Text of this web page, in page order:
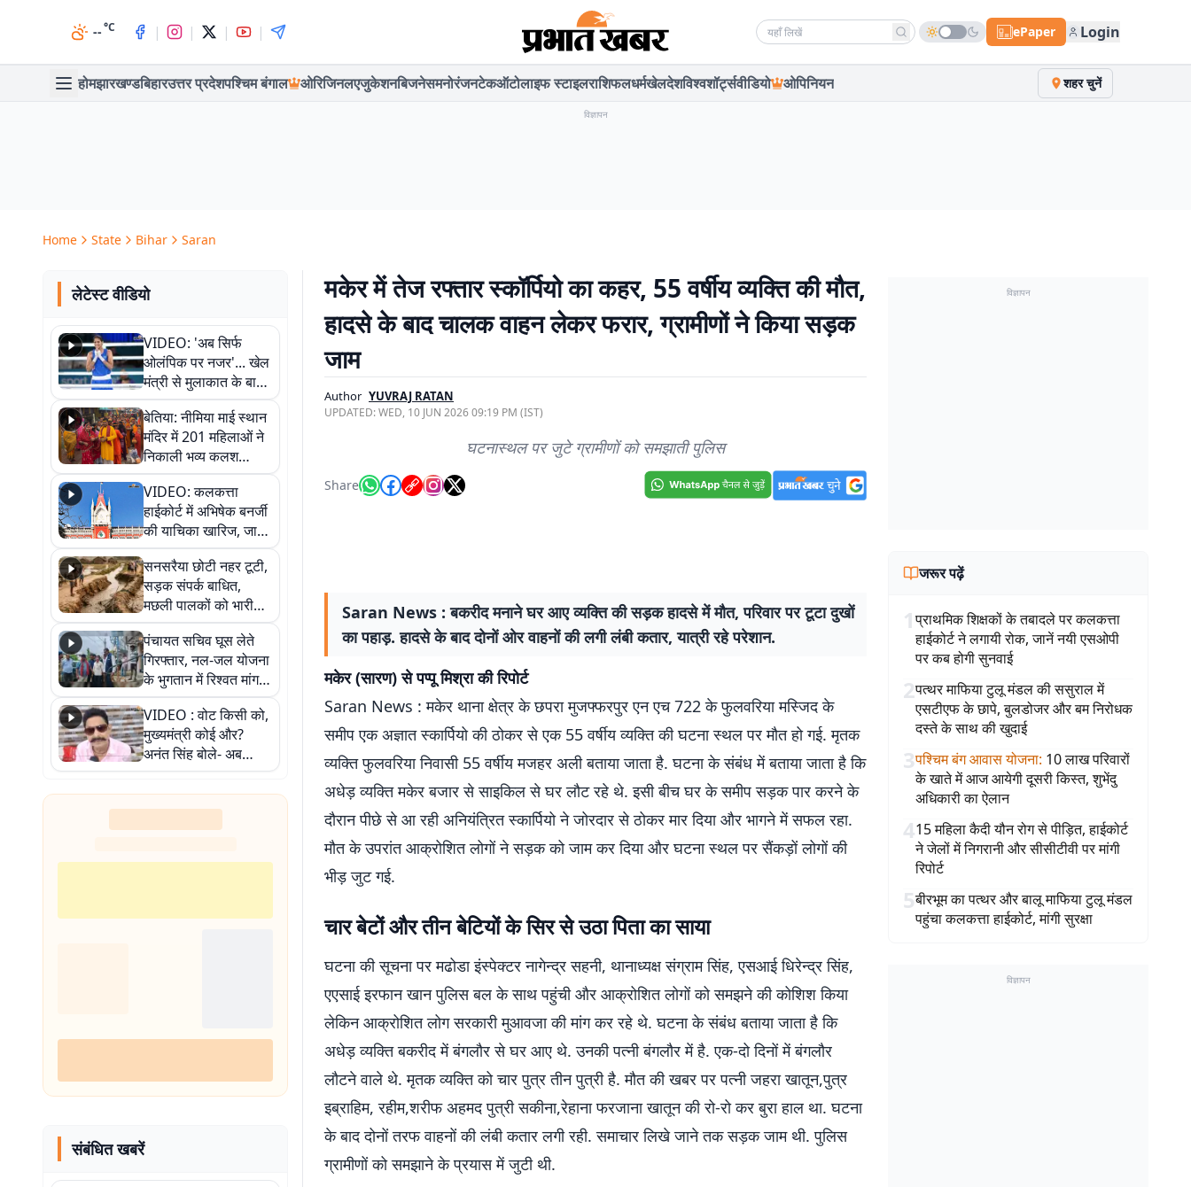
--°C | | | | Search news ePaper Login
होमझारखण्डबिहारउत्तर प्रदेशपश्चिम बंगाल ओरिजिनलएजुकेशनबिजनेसमनोरंजनटेकऑटोलाइफ स्टाइलराशिफलधर्मखेलदेशविश्वशॉर्ट्सवीडियो ओपिनियन शहर चुनें
विज्ञापन
Home State Bihar Saran
लेटेस्ट वीडियो
VIDEO: 'अब सिर्फ
ओलंपिक पर नजर'... खेल
मंत्री से मुलाकात के बाद
जैसमीन लंबोरिया का बड़ा
बयान
बेतिया: नीमिया माई स्थान
मंदिर में 201 महिलाओं ने
निकाली भव्य कलश
शोभायात्रा, शिवलिंग
प्राण-प्रतिष्ठा महोत्सव
शुरू
VIDEO: कलकत्ता
हाईकोर्ट में अभिषेक बनर्जी
की याचिका खारिज, जानें
क्या है पूरा मामला
सनसरैया छोटी नहर टूटी,
सड़क संपर्क बाधित,
मछली पालकों को भारी
नुकसान
पंचायत सचिव घूस लेते
गिरफ्तार, नल-जल योजना
के भुगतान में रिश्वत मांगना
पड़ा भारी
VIDEO : वोट किसी को,
मुख्यमंत्री कोई और?
अनंत सिंह बोले- अब
जनता हर चुनाव में देगी
जवाब
संबंधित खबरें
मकेर में तेज रफ्तार स्कॉर्पियो का कहर, 55 वर्षीय व्यक्ति की मौत,
हादसे के बाद चालक वाहन लेकर फरार, ग्रामीणों ने किया सड़क
जाम
Author YUVRAJ RATAN
UPDATED:WED, 10 JUN 2026 09:19 PM (IST)
घटनास्थल पर जुटे ग्रामीणों को समझाती पुलिस
Share
Saran News : बकरीद मनाने घर आए व्यक्ति की सड़क हादसे में मौत, परिवार पर टूटा दुखों
का पहाड़. हादसे के बाद दोनों ओर वाहनों की लगी लंबी कतार, यात्री रहे परेशान.
मकेर (सारण) से पप्पू मिश्रा की रिपोर्ट
Saran News : मकेर थाना क्षेत्र के छपरा मुजफ्फरपुर एन एच 722 के फुलवरिया मस्जिद के
समीप एक अज्ञात स्कार्पियो की ठोकर से एक 55 वर्षीय व्यक्ति की घटना स्थल पर मौत हो गई. मृतक
व्यक्ति फुलवरिया निवासी 55 वर्षीय मजहर अली बताया जाता है. घटना के संबंध में बताया जाता है कि
अधेड़ व्यक्ति मकेर बजार से साइकिल से घर लौट रहे थे. इसी बीच घर के समीप सड़क पार करने के
दौरान पीछे से आ रही अनियंत्रित स्कार्पियो ने जोरदार से ठोकर मार दिया और भागने में सफल रहा.
मौत के उपरांत आक्रोशित लोगों ने सड़क को जाम कर दिया और घटना स्थल पर सैंकड़ों लोगों की
भीड़ जुट गई.
चार बेटों और तीन बेटियों के सिर से उठा पिता का साया
घटना की सूचना पर मढोडा इंस्पेक्टर नागेन्द्र सहनी, थानाध्यक्ष संग्राम सिंह, एसआई धिरेन्द्र सिंह,
एएसाई इरफान खान पुलिस बल के साथ पहुंची और आक्रोशित लोगों को समझने की कोशिश किया
लेकिन आक्रोशित लोग सरकारी मुआवजा की मांग कर रहे थे. घटना के संबंध बताया जाता है कि
अधेड़ व्यक्ति बकरीद में बंगलौर से घर आए थे. उनकी पत्नी बंगलौर में है. एक-दो दिनों में बंगलौर
लौटने वाले थे. मृतक व्यक्ति को चार पुत्र तीन पुत्री है. मौत की खबर पर पत्नी जहरा खातून,पुत्र
इब्राहिम, रहीम,शरीफ अहमद पुत्री सकीना,रेहाना फरजाना खातून की रो-रो कर बुरा हाल था. घटना
के बाद दोनों तरफ वाहनों की लंबी कतार लगी रही. समाचार लिखे जाने तक सड़क जाम थी. पुलिस
ग्रामीणों को समझाने के प्रयास में जुटी थी.
विज्ञापन
जरूर पढ़ें
1प्राथमिक शिक्षकों के तबादले पर कलकत्ता
हाईकोर्ट ने लगायी रोक, जानें नयी एसओपी
पर कब होगी सुनवाई
2पत्थर माफिया टुलू मंडल की ससुराल में
एसटीएफ के छापे, बुलडोजर और बम निरोधक
दस्ते के साथ की खुदाई
3पश्चिम बंग आवास योजना: 10 लाख परिवारों
के खाते में आज आयेगी दूसरी किस्त, शुभेंदु
अधिकारी का ऐलान
415 महिला कैदी यौन रोग से पीड़ित, हाईकोर्ट
ने जेलों में निगरानी और सीसीटीवी पर मांगी
रिपोर्ट
5बीरभूम का पत्थर और बालू माफिया टुलू मंडल
पहुंचा कलकत्ता हाईकोर्ट, मांगी सुरक्षा
विज्ञापन